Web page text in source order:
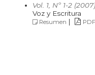
Vol. 1, Nº 1-2 (2007)
Voz y Escritura
Resumen | PDF